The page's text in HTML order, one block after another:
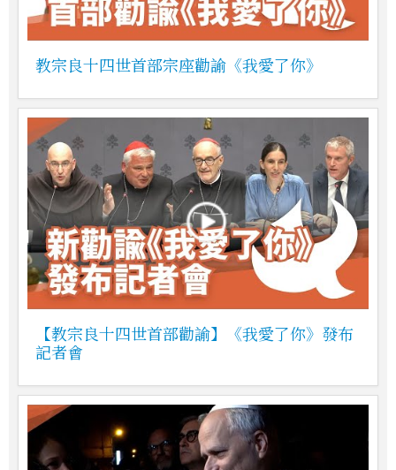
教宗良十四世首部宗座勸諭《我愛了你》
【教宗良十四世首部勸諭】《我愛了你》發布
記者會